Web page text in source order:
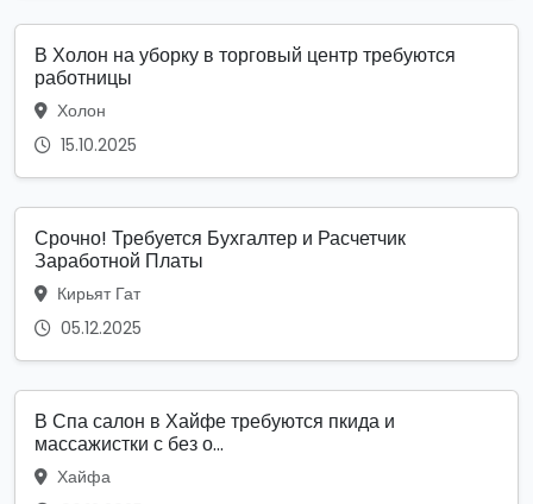
В Холон на уборку в торговый центр требуются
работницы
Холон
15.10.2025
Срочно! Требуется Бухгалтер и Расчетчик
Заработной Платы
Кирьят Гат
05.12.2025
В Спа салон в Хайфе требуются пкида и
массажистки с без о...
Хайфа